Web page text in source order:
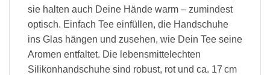
sie halten auch Deine Hände warm – zumindest
optisch. Einfach Tee einfüllen, die Handschuhe
ins Glas hängen und zusehen, wie Dein Tee seine
Aromen entfaltet. Die lebensmittelechten
Silikonhandschuhe sind robust, rot und ca. 17 cm